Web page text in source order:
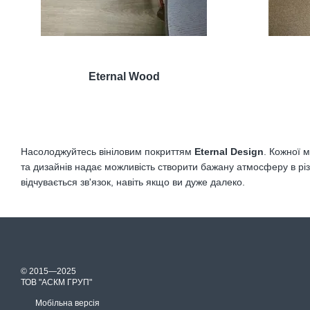
Насолоджуйтесь вініловим покриттям Eternal Design . Кожної
та дизайнів надає можливість створити бажану атмосферу в
відчувається зв'язок, навіть якщо ви дуже далеко.
Eternal Wood
© 2015—2025
ТОВ "АСКМ ГРУП"
Мобільна версія